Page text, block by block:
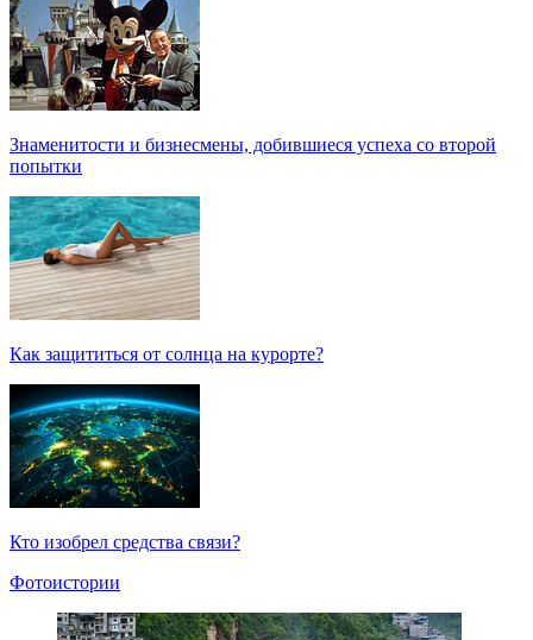
Знаменитости и бизнесмены, добившиеся успеха со второй
попытки
Как защититься от солнца на курорте?
Кто изобрел средства связи?
Фотоистории